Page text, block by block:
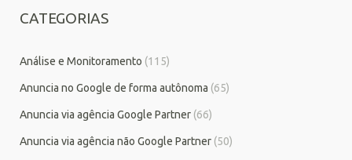
CATEGORIAS
Análise e Monitoramento (115)
Anuncia no Google de forma autônoma (65)
Anuncia via agência Google Partner (66)
Anuncia via agência não Google Partner (50)